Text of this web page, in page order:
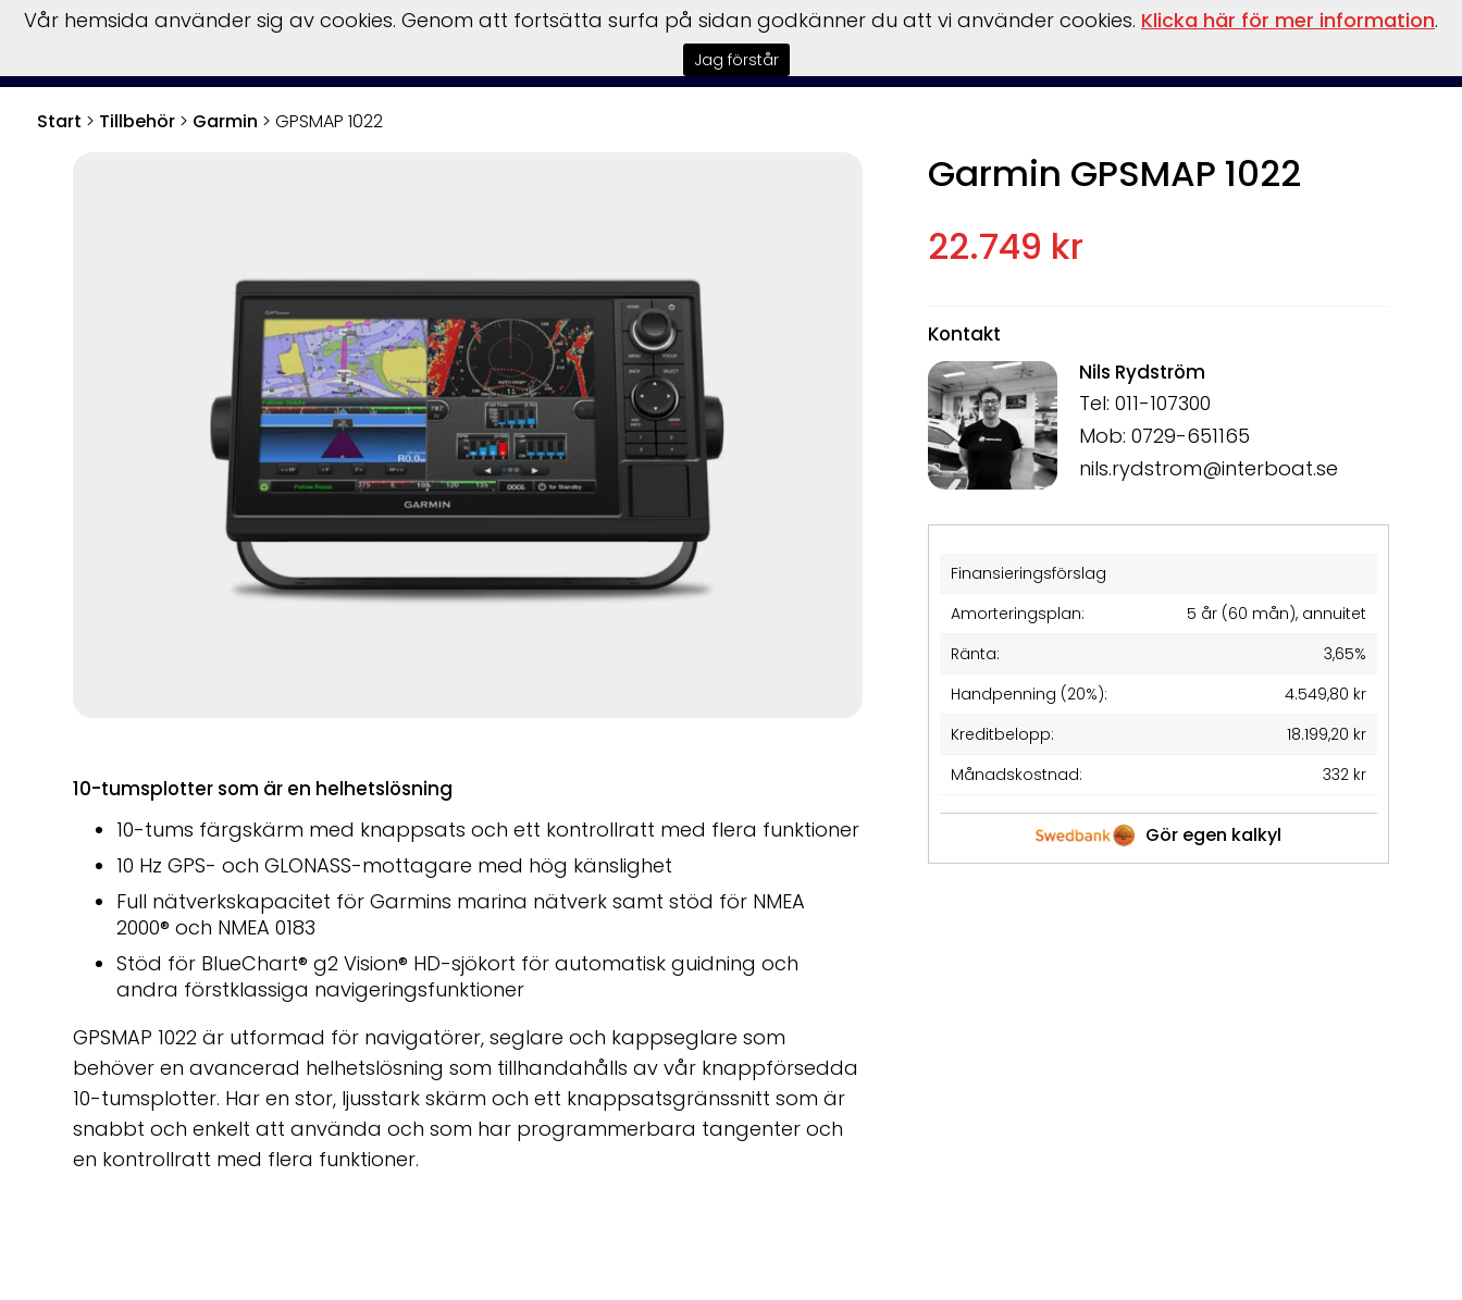
Kampanjer Båtar
Start > Tillbehör> Garmin > GPSMAP 1022
Garmin GPSMAP 1022
22.749 kr
Kontakt
Nils Rydström
Tel: 011-107300
Mob: 0729-651165
nils.rydstrom@interboat.se
Finansieringsförslag
Amorteringsplan:
5 år (60 mån), annuitet
Ränta:
3,65%
Handpenning (20%):
4.549,80 kr
Kreditbelopp:
18.199,20 kr
Månadskostnad:
332 kr
Gör egen kalkyl
10-tumsplotter som är en helhetslösning
10-tums färgskärm med knappsats och ett kontrollratt med flera funktioner
10 Hz GPS- och GLONASS-mottagare med hög känslighet
Full nätverkskapacitet för Garmins marina nätverk samt stöd för NMEA
2000® och NMEA 0183
Stöd för BlueChart® g2 Vision® HD-sjökort för automatisk guidning och
andra förstklassiga navigeringsfunktioner
GPSMAP 1022 är utformad för navigatörer, seglare och kappseglare som
behöver en avancerad helhetslösning som tillhandahålls av vår knappförsedda
10-tumsplotter. Har en stor, ljusstark skärm och ett knappsatsgränssnitt som är
snabbt och enkelt att använda och som har programmerbara tangenter och
en kontrollratt med flera funktioner.
Vår hemsida använder sig av cookies. Genom att fortsätta surfa på sidan godkänner du att vi använder cookies. Klicka här för mer information.
Jag förstår